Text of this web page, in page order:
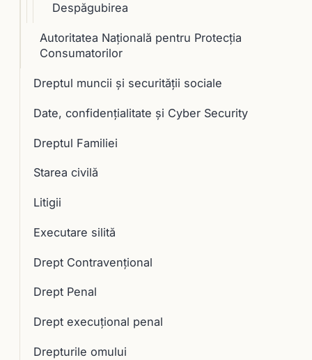
Despăgubirea
Autoritatea Naţională pentru Protecţia
Consumatorilor
Dreptul muncii și securității sociale
Date, confidențialitate și Cyber Security
Dreptul Familiei
Starea civilă
Litigii
Executare silită
Drept Contravențional
Drept Penal
Drept execuţional penal
Drepturile omului